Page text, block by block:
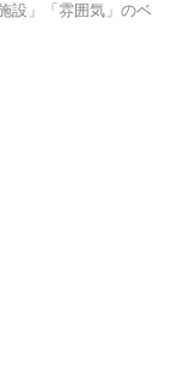
設」「雰囲気」のベ